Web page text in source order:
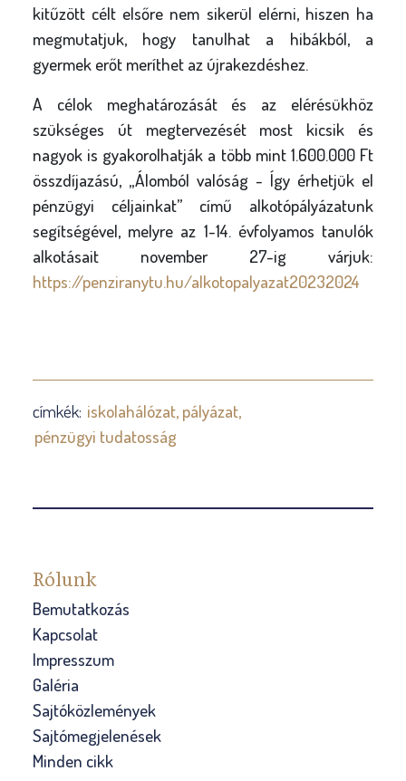
kitűzött célt elsőre nem sikerül elérni, hiszen ha
megmutatjuk, hogy tanulhat a hibákból, a
gyermek erőt meríthet az újrakezdéshez.
A célok meghatározását és az elérésükhöz
szükséges út megtervezését most kicsik és
nagyok is gyakorolhatják a több mint 1.600.000 Ft
összdíjazású, „Álomból valóság - Így érhetjük el
pénzügyi céljainkat” című alkotópályázatunk
segítségével, melyre az 1-14. évfolyamos tanulók
alkotásait november 27-ig várjuk:
https://penziranytu.hu/alkotopalyazat20232024
címkék: iskolahálózat pályázat
pénzügyi tudatosság
Rólunk
Bemutatkozás
Kapcsolat
Impresszum
Galéria
Sajtóközlemények
Sajtómegjelenések
Minden cikk